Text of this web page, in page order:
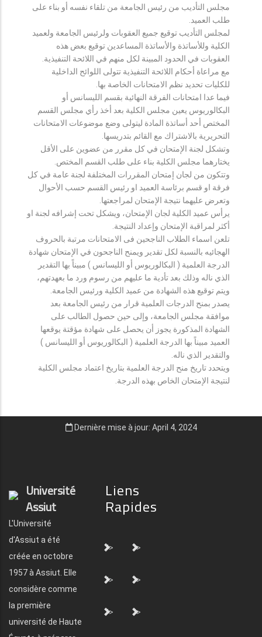
مجلس التأديب من رئيس الجامعة من تلقاء نفسه أو بناء على
طلب العميد.
لمجلس التأديب توقيع جميع العقوبات ولرئيس الجامعة ولعميد
الكلية وللأساتذة والأساتذة المساعدين توقيع بعض هذه
العقوبات في الحدود المبينة لكل منهم في اللائحة التنفيذية.
مع مراعاة أحكام اللائحة التنفيذية تتولى اللوائح الداخلية
للكليات تحديد نظم الامتحانات الخاصة بها.
فيما عدا امتحانات الفرقة النهائية بقسم الليسانس أو
البكالوريوس يعين مجلس الكلية بعد أخذ رأي مجلس القسم
المختص أحد أساتذة المادة ليتولى وضع موضوعات الامتحانات
التحريرية بالاشتراك مع القائم بتدريسها.
وتشكل لجنة الإمتحان في كل مقرر من عضوين على الأقل
يختارهما مجلس الكلية بناء على طلب القسم المختص.
وتتكون من لجان إمتحان المقررات المختلفة لجنة عامة في كل
فرقة او قسم برئاسة العميد او رئيس القسم حسب الأحوال
وتعرض عليهما نتيجة الإمتحان لمراجعتها.
يرأس عميد الكلية لجان الإمتحان، ويشكل تحت إشرافه لجنة او
أكثر لمراقبة الإمتحان وإعداد النتيجة.
تلعن اسماء الطلاب الناجحين فى الامتحانات مرتبة بالحروف
الهجائيه بالنسبة لكل تقدير ويمنح الناجحون في الإمتحان شهادة
الدرجة العلمية ( البكالوريوس أو الليسانس ) مبيناً بها التقدير
الذي ناله وذلك بعد تأدية ما عليهم من رسوم ورد ما بعهدتهم،
ويتم توقيع هذه الشهادة من عميد الكلية ورئيس الجامعة.
يصدر بمنح الدرجات العلمية قرار من رئيس الجامعة بعد
موافقة مجلس الجامعة، وإلى حين حصول الطالب على
الشهادة المذكورة يجوز أن يحصل على شهادة مؤقتة يوقعها
العميد مبيناً بها الدرجة العلمية ( البكالوريوس أو الليسانس )
والتقدير الذي ناله.
ويتحدد تاريخ منح الدرجة العلمية بتاريخ اعتماد مجلس الكلية
لنتيجة الإمتحان الخاص بهذه الدرجة.
Dernière mise à jour: April 4, 2024
Université
Assiut
L'Université
d'Assiut a été
créée en octobre
1957 à Assiut. Elle
considère comme
la première
université de Haute
Liens
Rapides
"> ">
"> ">
"> ">